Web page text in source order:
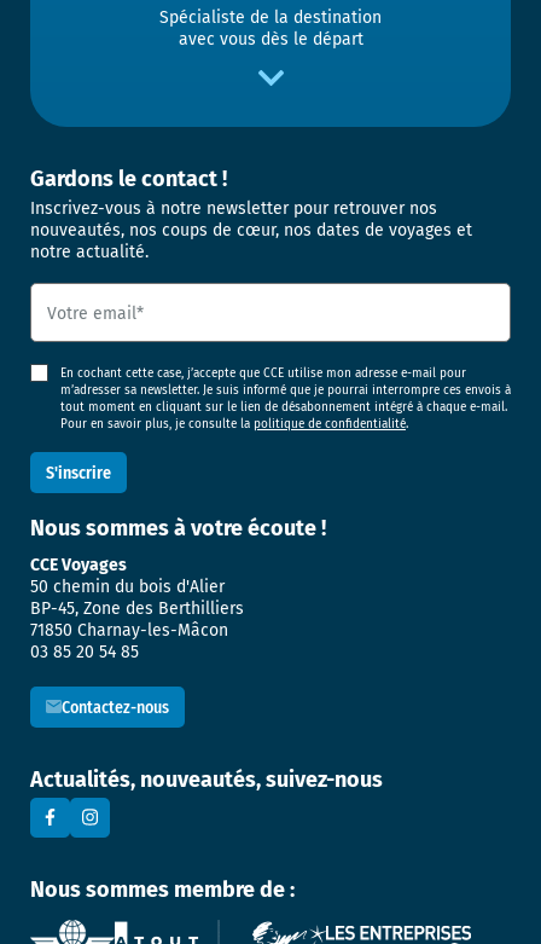
Spécialiste de la destination
avec vous dès le départ
Gardons le contact !
Inscrivez-vous à notre newsletter pour retrouver nos
nouveautés, nos coups de cœur, nos dates de voyages et
notre actualité.
En cochant cette case, j’accepte que CCE utilise mon adresse e-mail pour
m’adresser sa newsletter. Je suis informé que je pourrai interrompre ces envois à
tout moment en cliquant sur le lien de désabonnement intégré à chaque e-mail.
Pour en savoir plus, je consulte la politique de confidentialité.
Nous sommesà votre écoute !
CCE Voyages
50 chemin du bois d'Alier
BP-45, Zone des Berthilliers
71850 Charnay-les-Mâcon
03 85 20 54 85
Contactez-nous
Actualités, nouveautés, suivez-nous
Nous sommes membre de :